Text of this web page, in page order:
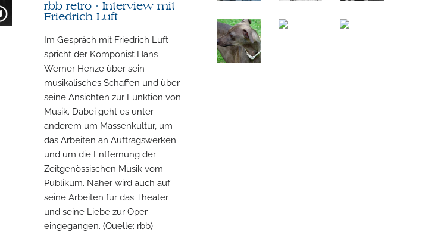
rbb retro · Interview mit
Friedrich Luft
Im Gespräch mit Friedrich Luft
spricht der Komponist Hans
Werner Henze über sein
musikalisches Schaffen und über
seine Ansichten zur Funktion von
Musik. Dabei geht es unter
anderem um Massenkultur, um
das Arbeiten an Auftragswerken
und um die Entfernung der
Zeitgenössischen Musik vom
Publikum. Näher wird auch auf
seine Arbeiten für das Theater
und seine Liebe zur Oper
eingegangen. (Quelle: rbb)